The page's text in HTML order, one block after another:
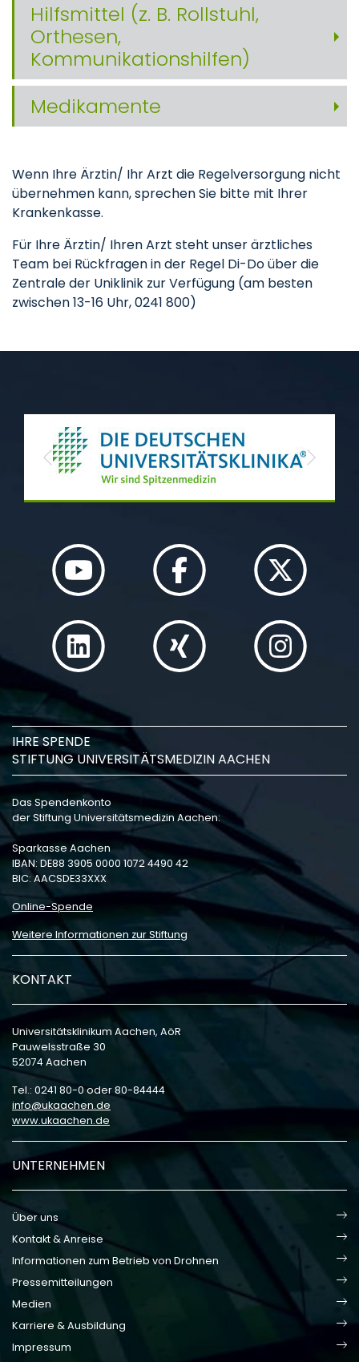
Hilfsmittel (z. B. Rollstuhl,
Orthesen,
Kommunikationshilfen)
Medikamente
Wenn Ihre Ärztin/ Ihr Arzt die Regelversorgung nicht
übernehmen kann, sprechen Sie bitte mit Ihrer
Krankenkasse.
Für Ihre Ärztin/ Ihren Arzt steht unser ärztliches
Team bei Rückfragen in der Regel Di-Do über die
Zentrale der Uniklinik zur Verfügung (am besten
zwischen 13-16 Uhr, 0241 800)
Previous Next
IHRE SPENDE
STIFTUNG UNIVERSITÄTSMEDIZIN AACHEN
Das Spendenkonto
der Stiftung Universitätsmedizin Aachen:
Sparkasse Aachen
IBAN: DE88 3905 0000 1072 4490 42
BIC: AACSDE33XXX
Online-Spende
Weitere Informationen zur Stiftung
KONTAKT
Universitätsklinikum Aachen, AöR
Pauwelsstraße 30
52074 Aachen
Tel.: 0241 80-0 oder 80-84444
info
ukaachen de
www.ukaachen.de
UNTERNEHMEN
Über uns
Kontakt & Anreise
Informationen zum Betrieb von Drohnen
Pressemitteilungen
Medien
Karriere & Ausbildung
Impressum